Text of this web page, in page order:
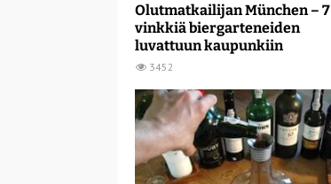
Olutmatkailijan München – 7
vinkkiä biergarteneiden
luvattuun kaupunkiin
3452